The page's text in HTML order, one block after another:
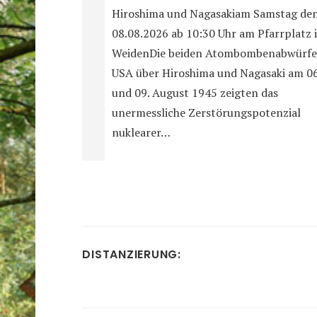
Hiroshima und Nagasakiam Samstag
08.08.2026 ab 10:30 Uhr am Pfarrplatz
WeidenDie beiden
USA über Hiroshima und Nagasaki am
und 09. August 1945 zeigten das
unermessliche Zerstörungspotenzial
nuklearer…
DISTANZIERUNG: